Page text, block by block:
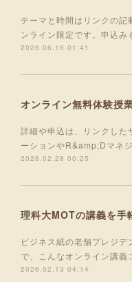
テーマと時間はリンクの記
ンライン限定です。申込み
2026.06.16 01:41
オンライン無料体験授
詳細や申込は、リンクした
ーションやR&amp;Dマネ
2026.02.28 00:25
ビジネス紙の老舗プレジデ
で、こんなオンライン講義
2026.02.13 04:14